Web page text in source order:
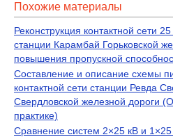
Похожие материалы
Реконструкция контактной сети
станции Карамбай Горьковской
повышения пропускной
Составление и описание схемы
контактной сети станции Ревда
Свердловской железной дороги
практике)
Сравнение систем 2×25 кВ и